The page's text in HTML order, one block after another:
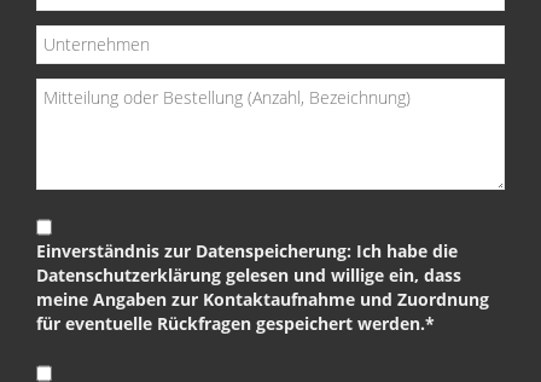
Einverständnis zur Datenspeicherung: Ich habe die
Datenschutzerklärung gelesen und willige ein, dass
meine Angaben zur Kontaktaufnahme und Zuordnung
für eventuelle Rückfragen gespeichert werden.*